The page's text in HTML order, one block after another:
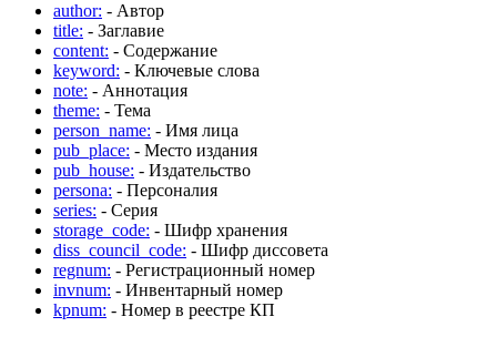
author: - Автор
title: - Заглавие
content: - Содержание
keyword: - Ключевые слова
note: - Аннотация
theme: - Тема
person_name: - Имя лица
pub_place: - Место издания
pub_house: - Издательство
persona: - Персоналия
series: - Серия
storage_code: - Шифр хранения
diss_council_code: - Шифр диссовета
regnum: - Регистрационный номер
invnum: - Инвентарный номер
kpnum: - Номер в реестре КП